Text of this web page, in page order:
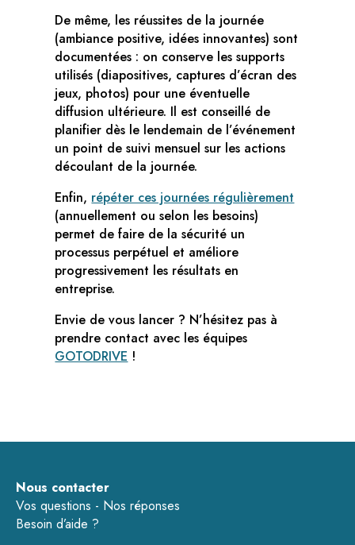
De même, les réussites de la journée
(ambiance positive, idées innovantes) sont
documentées : on conserve les supports
utilisés (diapositives, captures d’écran des
jeux, photos) pour une éventuelle
diffusion ultérieure. Il est conseillé de
planifier dès le lendemain de l’événement
un point de suivi mensuel sur les actions
découlant de la journée.
Enfin, répéter ces journées régulièrement
(annuellement ou selon les besoins)
permet de faire de la sécurité un
processus perpétuel et améliore
progressivement les résultats en
entreprise.
Envie de vous lancer ? N’hésitez pas à
prendre contact avec les équipes
GOTODRIVE !
Nous contacter
Vos questions - Nos réponses
Besoin d’aide ?